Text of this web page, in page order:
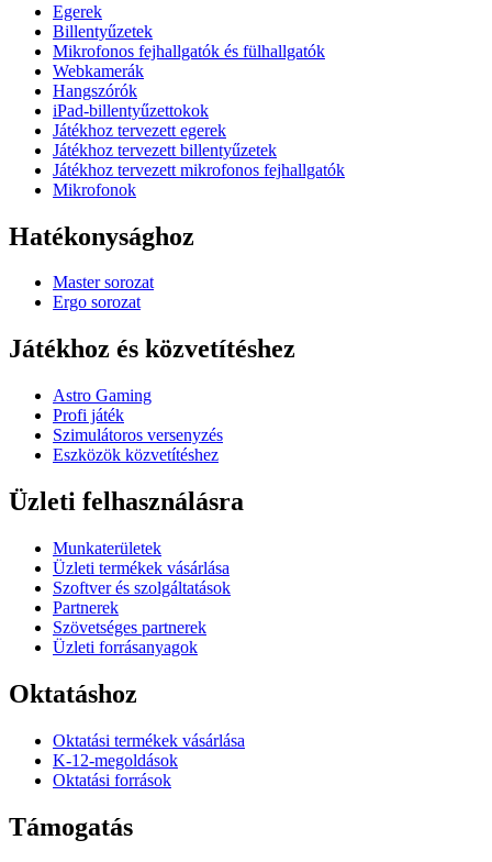
Egerek
Billentyűzetek
Mikrofonos fejhallgatók és fülhallgatók
Webkamerák
Hangszórók
iPad-billentyűzettokok
Játékhoz tervezett egerek
Játékhoz tervezett billentyűzetek
Játékhoz tervezett mikrofonos fejhallgatók
Mikrofonok
Hatékonysághoz
Master sorozat
Ergo sorozat
Játékhoz és közvetítéshez
Astro Gaming
Profi játék
Szimulátoros versenyzés
Eszközök közvetítéshez
Üzleti felhasználásra
Munkaterületek
Üzleti termékek vásárlása
Szoftver és szolgáltatások
Partnerek
Szövetséges partnerek
Üzleti forrásanyagok
Oktatáshoz
Oktatási termékek vásárlása
K-12-megoldások
Oktatási források
Támogatás